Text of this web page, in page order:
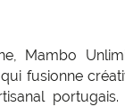
Mambo
qui fusionne
portugais.